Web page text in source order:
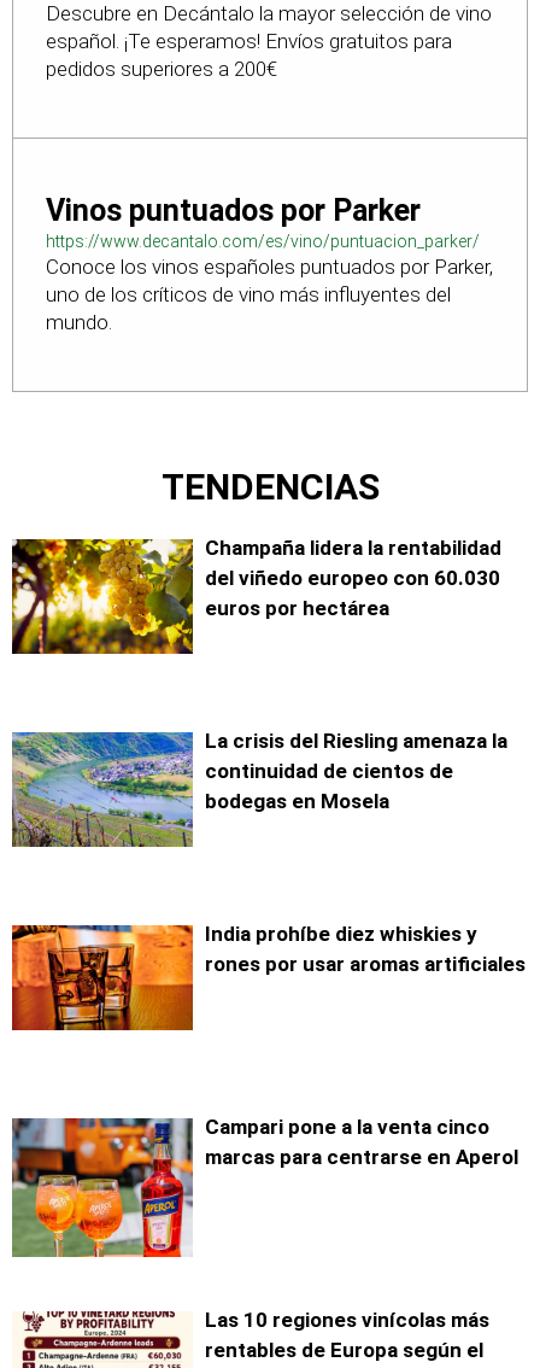
Descubre en Decántalo la mayor selección de vino
español. ¡Te esperamos! Envíos gratuitos para
pedidos superiores a 200€
Vinos puntuados por Parker
https://www.decantalo.com/es/vino/puntuacion_parker/
Conoce los vinos españoles puntuados por Parker,
uno de los críticos de vino más influyentes del
mundo.
TENDENCIAS
Champaña lidera la rentabilidad
del viñedo europeo con 60.030
euros por hectárea
La crisis del Riesling amenaza la
continuidad de cientos de
bodegas en Mosela
India prohíbe diez whiskies y
rones por usar aromas artificiales
Campari pone a la venta cinco
marcas para centrarse en Aperol
Las 10 regiones vinícolas más
rentables de Europa según el